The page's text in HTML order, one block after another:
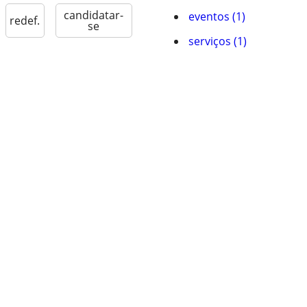
redef. candidatar-
se
eventos (1)
serviços (1)